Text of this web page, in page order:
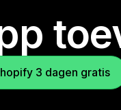
3 dagen gratis